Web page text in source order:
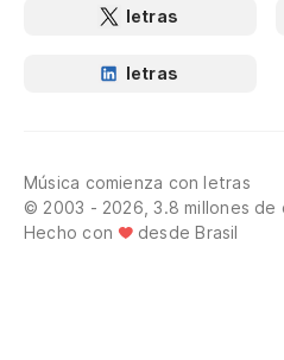
letras
letras
Música comienza con letras
© 2003 - 2026, 3.8 millones de
Hecho con
desde Brasil